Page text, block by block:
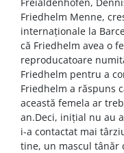
Freialdenhofen,
Friedhelm Menne,
internaționale la
că Friedhelm avea o
reproducatoare
Friedhelm pentru a
Friedhelm a răspuns
această femela ar
an.Deci, inițial nu au
i-a contactat mai
tine, un mascul tânăr